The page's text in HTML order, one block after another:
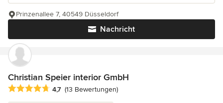
Nachricht
Prinzenallee 7, 40549 Düsseldorf
Christian Speier interior GmbH
Durchschnittliche Bewertung: 4.7 von 5 Sternen
4,7 (13 Bewertungen)